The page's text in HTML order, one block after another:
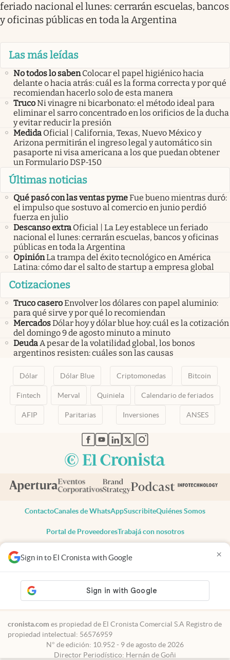
Sign in to El Cronista with Google ×
feriado nacional el lunes: cerrarán escuelas, bancos
y oficinas públicas en toda la Argentina
Las más leídas
No todos lo saben Colocar el papel higiénico hacia
delante o hacia atrás: cuál es la forma correcta y por qué
recomiendan hacerlo solo de esta manera
TrucoNi vinagre ni bicarbonato: el método ideal para
eliminar el sarro concentrado en los orificios de la ducha
y evitar reducir la presión
Medida Oficial | California, Texas, Nuevo México y
Arizona permitirán el ingreso legal y automático sin
pasaporte ni visa americana a los que puedan obtener
un Formulario DSP-150
Últimas noticias
Qué pasó con las ventas pymeFue bueno mientras duró:
el impulso que sostuvo al comercio en junio perdió
fuerza en julio
Descanso extra Oficial | La Ley establece un feriado
nacional el lunes: cerrarán escuelas, bancos y oficinas
públicas en toda la Argentina
OpiniónLa trampa del éxito tecnológico en América
Latina: cómo dar el salto de startup a empresa global
Cotizaciones
Truco caseroEnvolver los dólares con papel aluminio:
para qué sirve y por qué lo recomiendan
MercadosDólar hoy y dólar blue hoy: cuál es la cotización
del domingo 9 de agosto minuto a minuto
Deuda A pesar de la volatilidad global, los bonos
argentinos resisten: cuáles son las causas
Dólar Dólar Blue Criptomonedas Bitcoin
Fintech Merval Quiniela Calendario de feriados
AFIP Paritarias Inversiones ANSES
abre en nueva pestaña
abre en nueva pestaña
abre en nueva pestaña
abre en nueva pestaña
abre en nueva pestaña
ContactoCanales de WhatsAppSuscribiteQuiénes Somos
Portal de ProveedoresTrabajá con nosotros
Todos los derechos reservados
Privacidad
Consentimiento
Tel:+54 11 7078-3270
cronista.com es propiedad de El Cronista Comercial S.A Registro de
propiedad intelectual: 56576959
N° de edición: 10.952 - 9 de agosto de 2026
Director Periodístico: Hernán de Goñi